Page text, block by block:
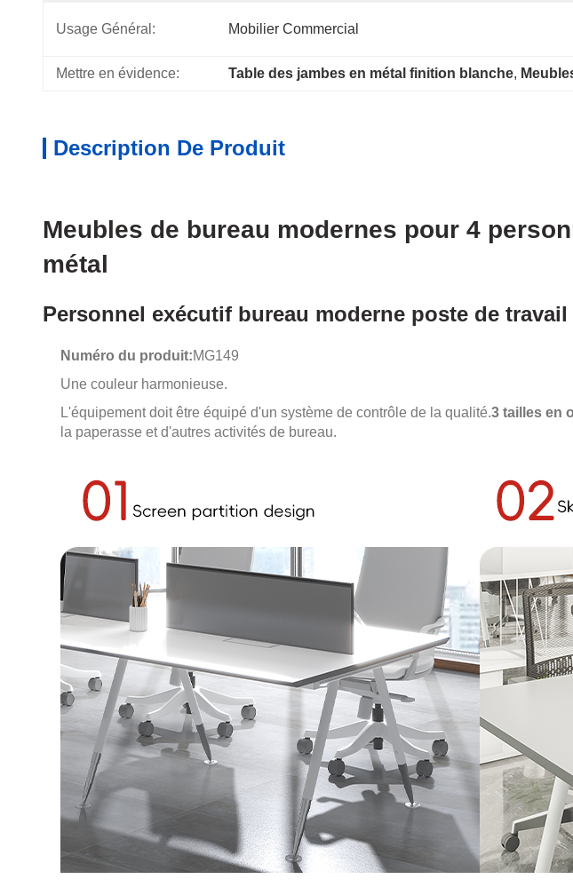
Usage Général: Mobilier Commercial
Mettre en évidence: Table des jambes en métal finition blanche,
Description De Produit
Meubles de bureau modernes pour 4
métal
Personnel exécutif bureau moderne poste de travail
Numéro du produit:MG149
Une couleur harmonieuse.
L'équipement doit être équipé d'un système de contrôle de la qualité.3 tailles en
la paperasse et d'autres activités de bureau.